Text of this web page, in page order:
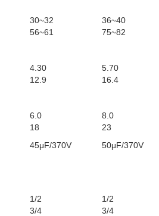
30~32 36~40
56~61 75~82
4.30 5.70
12.9 16.4
6.0 8.0
18 23
45μF/370V 50μF/370V
1/2 1/2
3/4 3/4